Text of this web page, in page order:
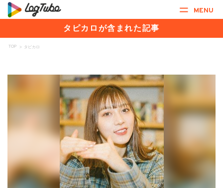
MENU
タピカロが含まれた記事
TOP > タピカロ